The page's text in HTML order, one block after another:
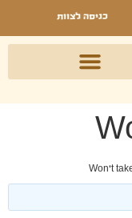
כניסה לצוות
Won't